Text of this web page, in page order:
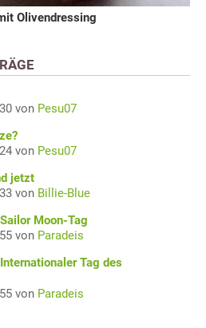
Olivendressing
von Pesu07
von Pesu07
jetzt
von Billie-Blue
Moon-Tag
von Paradeis
Tag des
von Paradeis